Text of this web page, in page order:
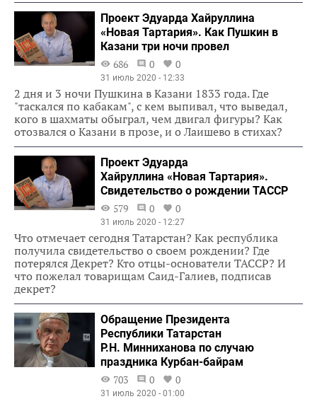
Проект Эдуарда Хайруллина
«Новая Тартария». Как Пушкин в
Казани три ночи провел
686
0 0
31 июль 2020 - 12:33
2 дня и 3 ночи Пушкина в Казани 1833 года. Где
"таскался по кабакам", с кем выпивал, что выведал,
кого в шахматы обыграл, чем двигал фигуры? Как
отозвался о Казани в прозе, и о Лаишево в стихах?
Проект Эдуарда
Хайруллина «Новая Тартария».
Свидетельство о рождении ТАССР
579
0 0
31 июль 2020 - 12:27
Что отмечает сегодня Татарстан? Как республика
получила свидетельство о своем рождении? Где
потерялся Декрет? Кто отцы-основатели ТАССР? И
что пожелал товарищам Саид-Галиев, подписав
декрет?
Обращение Президента
Республики Татарстан
Р.Н. Минниханова по случаю
праздника Курбан-байрам
703
0 0
31 июль 2020 - 01:00